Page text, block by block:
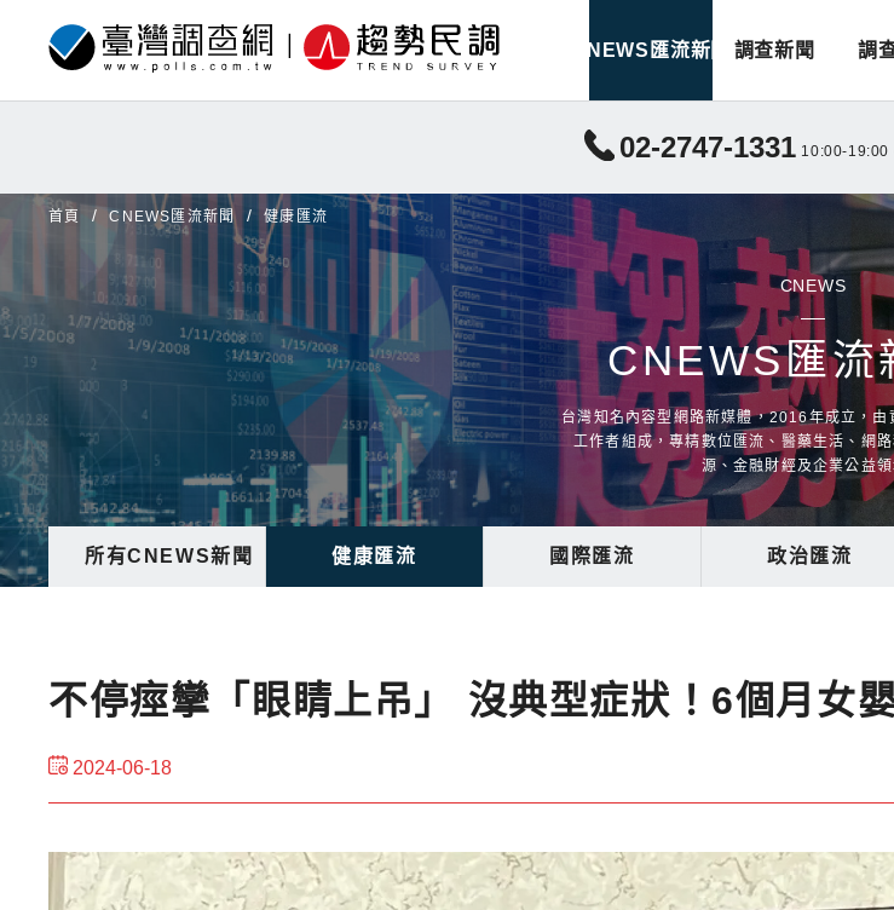
CNEWS匯流新聞 調查新聞 調
02-2747-1331 10:00-19:00
首頁 CNEWS匯流新聞 健康匯流
CNEWS
CNEWS匯流
台灣知名內容型網路新媒體，2016年成立，由
工作者組成，專精數位匯流、醫藥生活、網
源、金融財經及企業公益
所有CNEWS新聞 健康匯流 國際匯流 政治匯流
不停痙攣「眼睛上吊」 沒典型症狀！6個月女
2024-06-18